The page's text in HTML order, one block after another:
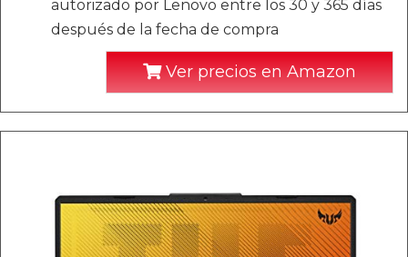
autorizado por Lenovo entre los 30 y 365 días
después de la fecha de compra
Ver precios en Amazon